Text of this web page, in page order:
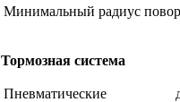
Минимальный радиус
Тормозная система
Пневматические